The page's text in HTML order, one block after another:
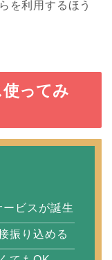
を利用するほう
使ってみ
ービスが誕生
振り込める